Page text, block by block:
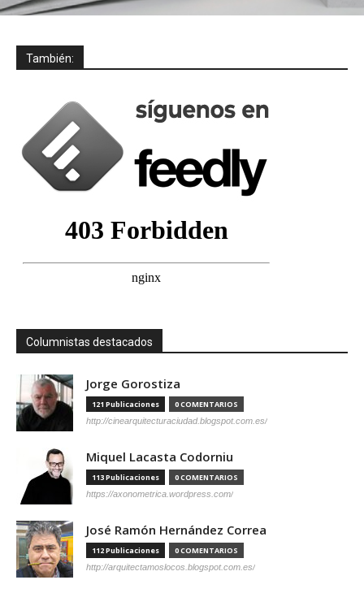
También:
Columnistas destacados
Jorge Gorostiza
121 Publicaciones 0 COMENTARIOS
http://cinearquitecturaciudad.blogspot.com.es/
Miquel Lacasta Codorniu
113 Publicaciones 0 COMENTARIOS
https://axonometrica.wordpress.com/
José Ramón Hernández Correa
112 Publicaciones 0 COMENTARIOS
http://arquitectamoslocos.blogspot.com.es/